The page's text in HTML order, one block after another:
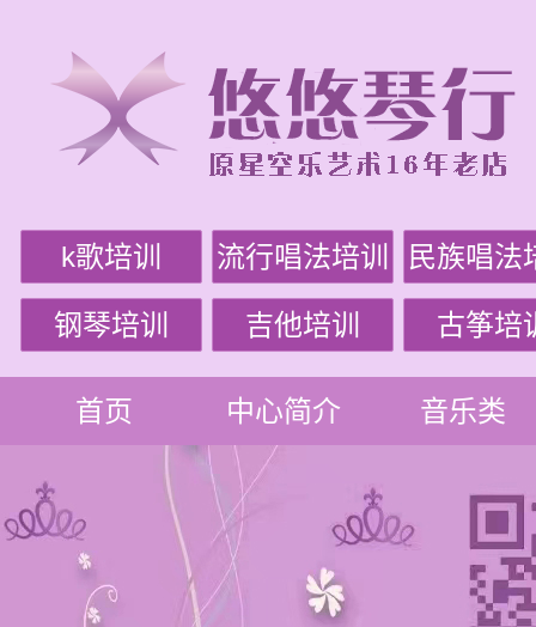
k歌培训 流行唱法培训 民族唱法
钢琴培训 吉他培训 古筝培
首页 中心简介 音乐类